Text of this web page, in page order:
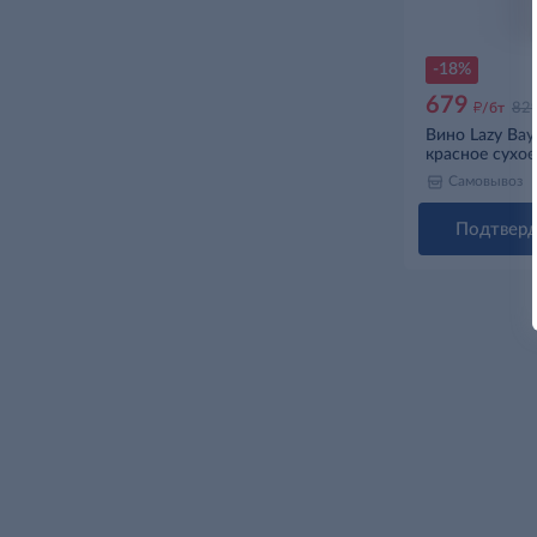
-18%
679 д/бт 829
Вино Lazy Bay
красное
Самовывоз